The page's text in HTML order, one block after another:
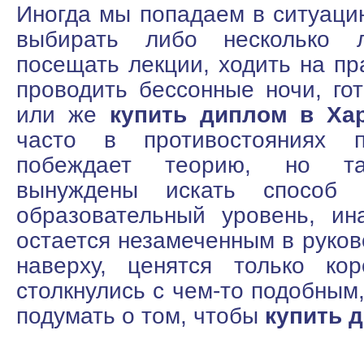
Иногда мы попадаем в
выбирать либо
посещать лекции, ходить на
проводить бессонные ночи,
или же купить диплом в
часто в противостояниях
побеждает теорию, но
вынуждены искать способ
образовательный уровень,
остается незамеченным в
наверху, ценятся только
столкнулись с чем-то
подумать о том, чтобы купить